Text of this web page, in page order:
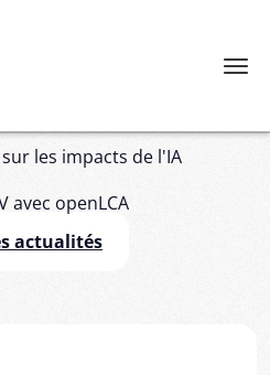
sur les impacts de l'IA
avec openLCA
actualités